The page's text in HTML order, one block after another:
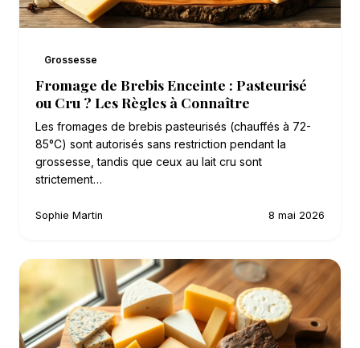
Grossesse
Fromage de Brebis Enceinte : Pasteurisé
ou Cru ? Les Règles à Connaître
Les fromages de brebis pasteurisés (chauffés à 72-
85°C) sont autorisés sans restriction pendant la
grossesse, tandis que ceux au lait cru sont
strictement…
Sophie Martin 8 mai 2026